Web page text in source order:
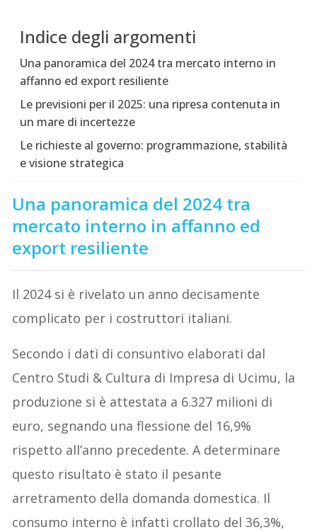
Indice degli argomenti
Una panoramica del 2024 tra mercato interno in
affanno ed export resiliente
Le previsioni per il 2025: una ripresa contenuta in
un mare di incertezze
Le richieste al governo: programmazione, stabilità
e visione strategica
Una panoramica del 2024 tra
mercato interno in affanno ed
export resiliente
Il 2024 si è rivelato un anno decisamente
complicato per i costruttori italiani.
Secondo i dati di consuntivo elaborati dal
Centro Studi & Cultura di Impresa di Ucimu, la
produzione si è attestata a 6.327 milioni di
euro, segnando una flessione del 16,9%
rispetto all’anno precedente. A determinare
questo risultato è stato il pesante
arretramento della domanda domestica. Il
consumo interno è infatti crollato del 36,3%,